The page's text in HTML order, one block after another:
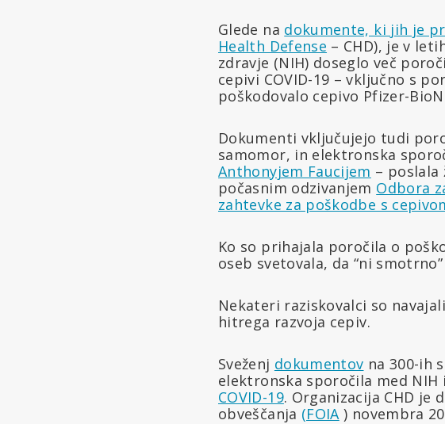
Glede na dokumente, ki jih je
Health Defense – CHD), je v
zdravje (NIH) doseglo več
cepivi COVID-19 – vključno s
poškodovalo cepivo Pfizer-
Dokumenti vključujejo tudi
samomor, in elektronska
Anthonyjem Faucijem – poslala
počasnim odzivanjem Odbora
zahtevke za poškodbe s
Ko so prihajala poročila o
oseb svetovala, da “ni
Nekateri raziskovalci so
hitrega razvoja cepiv.
Sveženj dokumentov na 300-ih
elektronska sporočila med
COVID-19. Organizacija CHD je
obveščanja (FOIA) novembra